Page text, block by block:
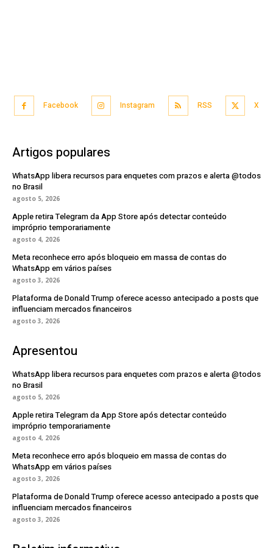
Facebook Instagram RSS X
Artigos populares
WhatsApp libera recursos para enquetes com prazos e alerta @todos
no Brasil
agosto 5, 2026
Apple retira Telegram da App Store após detectar conteúdo
impróprio temporariamente
agosto 4, 2026
Meta reconhece erro após bloqueio em massa de contas do
WhatsApp em vários países
agosto 3, 2026
Plataforma de Donald Trump oferece acesso antecipado a posts que
influenciam mercados financeiros
agosto 3, 2026
Apresentou
WhatsApp libera recursos para enquetes com prazos e alerta @todos
no Brasil
agosto 5, 2026
Apple retira Telegram da App Store após detectar conteúdo
impróprio temporariamente
agosto 4, 2026
Meta reconhece erro após bloqueio em massa de contas do
WhatsApp em vários países
agosto 3, 2026
Plataforma de Donald Trump oferece acesso antecipado a posts que
influenciam mercados financeiros
agosto 3, 2026